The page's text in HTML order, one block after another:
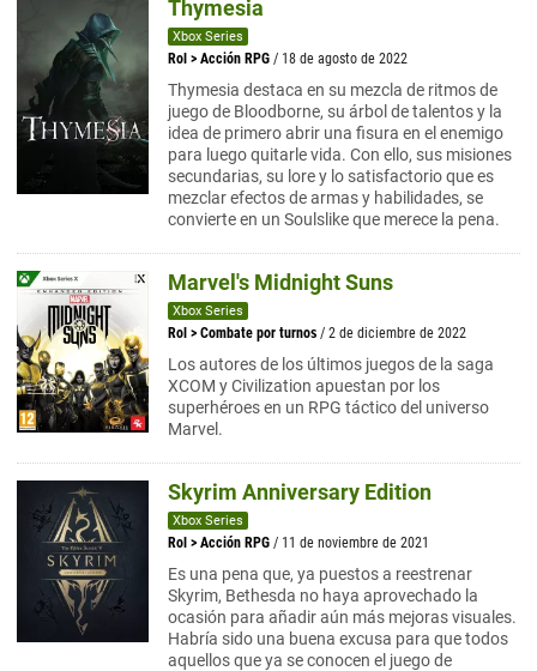
Thymesia
Xbox Series
Rol > Acción RPG / 18 de agosto de 2022
Thymesia destaca en su mezcla de ritmos de
juego de Bloodborne, su árbol de talentos y la
idea de primero abrir una fisura en el enemigo
para luego quitarle vida. Con ello, sus misiones
secundarias, su lore y lo satisfactorio que es
mezclar efectos de armas y habilidades, se
convierte en un Soulslike que merece la pena.
Marvel's Midnight Suns
Xbox Series
Rol > Combate por turnos / 2 de diciembre de 2022
Los autores de los últimos juegos de la saga
XCOM y Civilization apuestan por los
superhéroes en un RPG táctico del universo
Marvel.
Skyrim Anniversary Edition
Xbox Series
Rol > Acción RPG / 11 de noviembre de 2021
Es una pena que, ya puestos a reestrenar
Skyrim, Bethesda no haya aprovechado la
ocasión para añadir aún más mejoras visuales.
Habría sido una buena excusa para que todos
aquellos que ya se conocen el juego de